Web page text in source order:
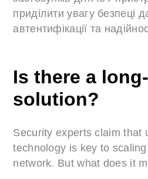
приділити увагу безпеці
автентифікації та
Is there a
solution?
Security experts claim that
technology is key to
network. But what does it